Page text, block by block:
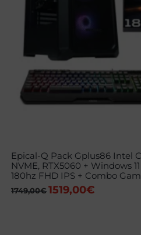
Epical-Q Pack Gplus86 Intel
NVME, RTX5060 + Windows
180hz FHD IPS + Combo
1749,00€ El
1519,00€